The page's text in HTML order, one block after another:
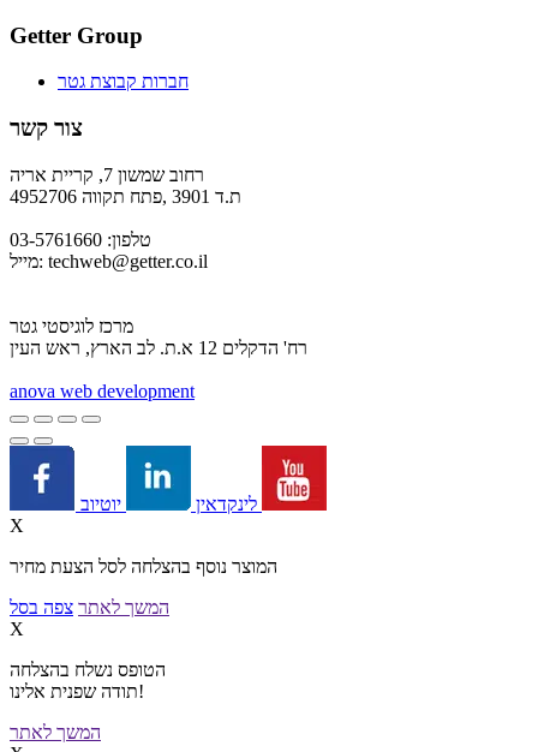
Getter Group
חברות קבוצת גטר
צור קשר
רחוב שמשון 7, קריית אריה
ת.ד 3901 ,פתח תקווה 4952706
טלפון: 03-5761660
מייל: techweb@getter.co.il
מרכז לוגיסטי גטר
רח' הדקלים 12 א.ת. לב הארץ, ראש העין
anova web development
לינקדאין
X
המוצר נוסף בהצלחה לסל הצעת מחיר
המשך לאתר צפה בסל
X
הטופס נשלח בהצלחה
תודה שפנית אלינו!
המשך לאתר